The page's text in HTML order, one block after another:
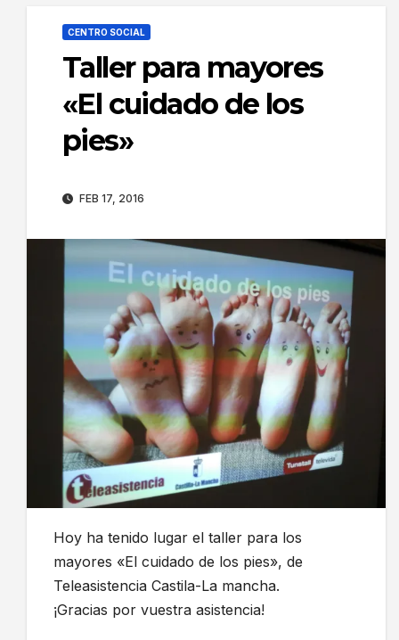
CENTRO SOCIAL
Taller para mayores
«El cuidado de los
pies»
FEB 17, 2016
Hoy ha tenido lugar el taller para los
mayores «El cuidado de los pies», de
Teleasistencia Castila-La mancha.
¡Gracias por vuestra asistencia!